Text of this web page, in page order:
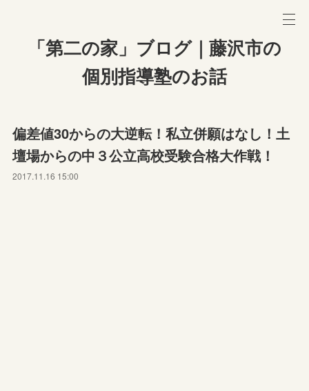
「第二の家」ブログ｜藤沢市の
個別指導塾のお話
偏差値30からの大逆転！私立併願はなし！土
壇場からの中３公立高校受験合格大作戦！
2017.11.16 15:00